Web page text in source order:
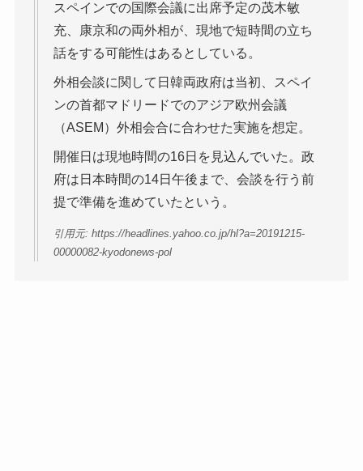
スペインでの国際会議に出席予定の茂木敏
充、康京和の両外相が、現地で短時間の立ち
話をする可能性はあるとしている。
外相会談に関して日韓両政府は当初、スペイ
ンの首都マドリードでのアジア欧州会議
（ASEM）外相会合に合わせた実施を想定。
開催日は現地時間の16日を見込んでいた。政
府は日本時間の14日午後まで、会談を行う前
提で準備を進めていたという。
引用元: https://headlines.yahoo.co.jp/hl?a=20191215-
00000082-kyodonews-pol